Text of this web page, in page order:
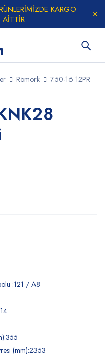
KARGO
AİTTİR
Römork
7.50-16 12PR
:121 / A8
(mm):2353